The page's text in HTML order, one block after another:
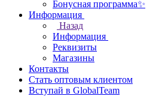
Бонусная программа✨
Информация
Назад
Информация
Реквизиты
Магазины
Контакты
Стать оптовым клиентом
Вступай в GlobalTeam